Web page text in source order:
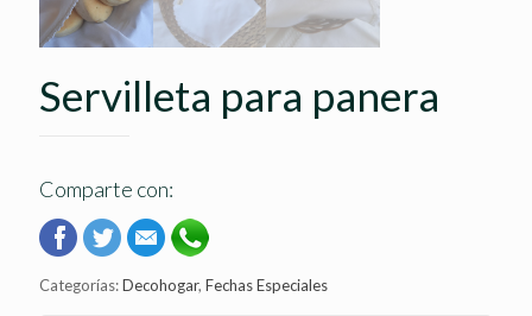
Servilleta para panera
Comparte con:
Categorías:Decohogar, Fechas Especiales